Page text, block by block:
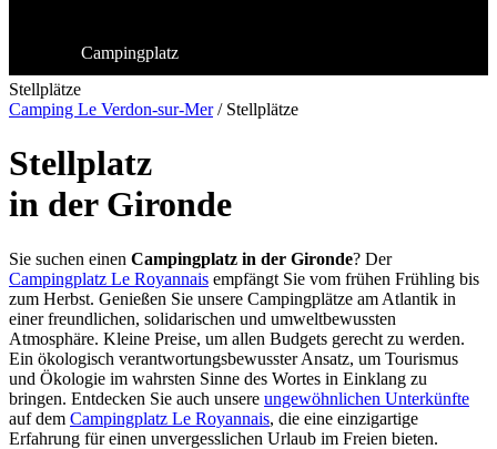
Campingplatz
Stellplätze
Camping Le Verdon-sur-Mer/ Stellplätze
Stellplatz
in der Gironde
Sie suchen einen Campingplatz in der Gironde? Der
Campingplatz Le Royannais empfängt Sie vom frühen Frühling bis
zum Herbst. Genießen Sie unsere Campingplätze am Atlantik in
einer freundlichen, solidarischen und umweltbewussten
Atmosphäre. Kleine Preise, um allen Budgets gerecht zu werden.
Ein ökologisch verantwortungsbewusster Ansatz, um Tourismus
und Ökologie im wahrsten Sinne des Wortes in Einklang zu
bringen. Entdecken Sie auch unsere ungewöhnlichen Unterkünfte
auf dem Campingplatz Le Royannais, die eine einzigartige
Erfahrung für einen unvergesslichen Urlaub im Freien bieten.